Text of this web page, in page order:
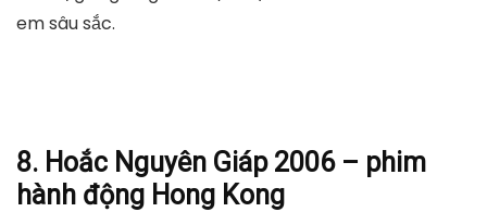
em sâu sắc.
8. Hoắc Nguyên Giáp 2006 – phim
hành động Hong Kong